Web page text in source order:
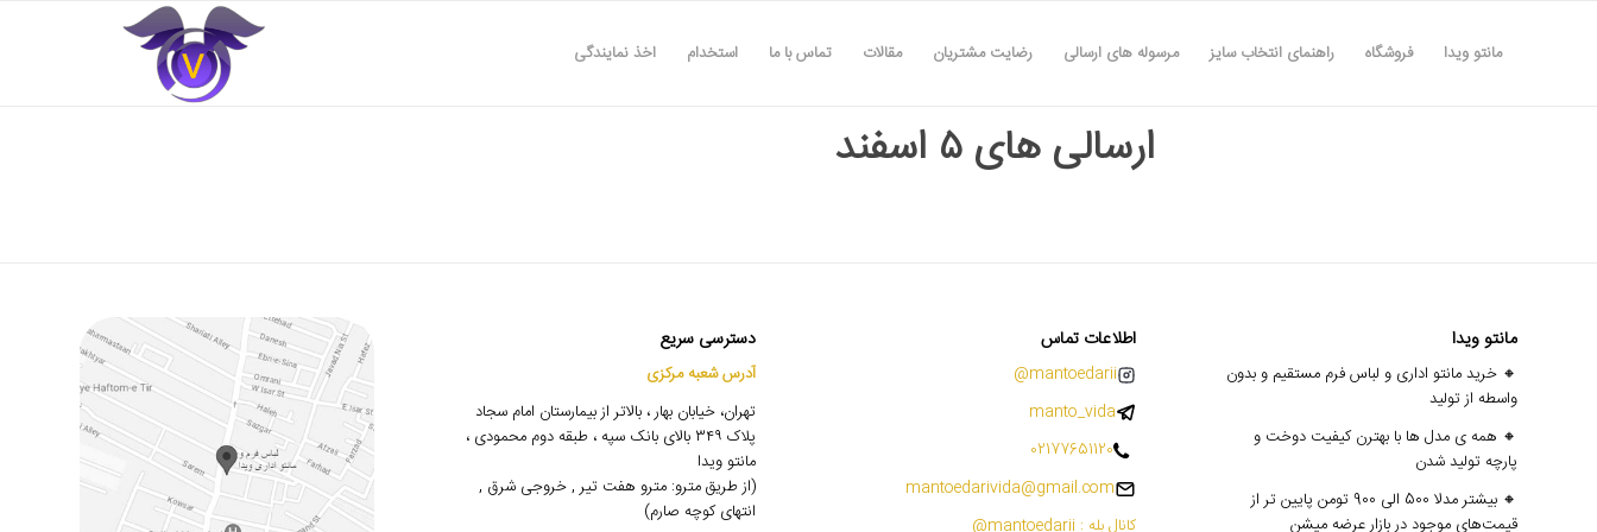
مانتو ویدا فروشگاه راهنمای انتخاب سایز مرسوله های ارسالی رضایت مشتریان مقالات تماس با ما استخدام اخذ نمایندگی
ارسالی های ۵ اسفند
مانتو ویدا
🔸 خرید مانتو اداری و لباس فرم مستقیم و بدون
واسطه از تولید
🔸 همه ی مدل ها با بهترن کیفیت دوخت و
پارچه تولید شدن
🔸 بیشتر مدلا 500 الی 900 تومن پایین تر از
قیمت‌های موجود در بازار عرضه میشن
اطلاعات تماس
mantoedarii@
manto_vida
02177651120
mantoedarivida@gmail.com
کانال بله : mantoedarii@
دسترسی سریع
آدرس شعبه مرکزی
تهران، خیابان بهار ، بالاتر از بیمارستان امام سجاد
پلاک ۳۴۹ بالای بانک سپه ، طبقه دوم محمودی ،
مانتو ویدا
(از طریق مترو: مترو هفت تیر , خروجی شرق ,
انتهای کوچه صارم)